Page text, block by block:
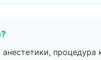
процедура